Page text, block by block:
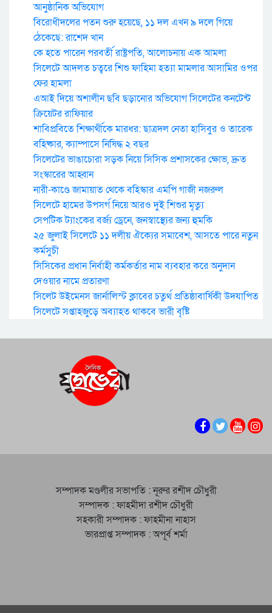
আনুষ্ঠানিক অভিযোগ
বিরোধীদলের পতন শুরু হয়েছে, ১১ দল এখন ৯ দলে গিয়ে
ঠেকেছে: রাশেদ খান
কে হতে পারেন পরবর্তী রাষ্ট্রপতি, আলোচনায় এক আমলা
সিলেটে আদলত চত্বরে শিশু ফাহিমা হত্যা মামলার আসামির ওপর
ফের হামলা
এআই দিয়ে অশালীন ছবি ছড়ানোর অভিযোগ সিলেটের কনটেন্ট
ক্রিয়েটর রাফিয়ার
শাবিপ্রবিতে শিক্ষার্থীকে মারধর: ছাত্রদল নেতা হাসিবুর ও তারেক
বহিষ্কার, ক্যাম্পাসে নিষিদ্ধ ২ বছর
সিলেটের ভাঙাচোরা সড়ক নিয়ে সিসিক প্রশাসকের ক্ষোভ, দ্রুত
সংস্কারের আহ্বান
নারী-কাণ্ডে জামায়াত থেকে বহিস্কার এমপি গাজী নজরুল
সিলেটে হামের উপসর্গ নিয়ে আরও দুই শিশুর মৃত্যু
সেপটিক ট্যাংকের বর্জ্য ড্রেনে, জনস্বাস্থ্যের জন্য হুমকি
২৫ জুলাই সিলেটে ১১ দলীয় ঐক্যের সমাবেশ, আসতে পারে নতুন
কর্মসুচী
সিসিকের প্রধান নির্বাহী কর্মকর্তার নাম ব্যবহার করে অনুদান
দেওয়ার নামে প্রতারণা
সিলেট উইমেনস জার্নালিস্ট ক্লাবের চতুর্থ প্রতিষ্ঠাবার্ষিকী উদযাপিত
সিলেটে সপ্তাহজুড়ে অব্যাহত থাকবে ভারী বৃষ্টি
সম্পাদক মণ্ডলীর সভাপতি : নূরুর রশীদ চৌধুরী
সম্পাদক : ফাহমীদা রশীদ চৌধুরী
সহকারী সম্পাদক : ফাহমীনা নাহাস
ভারপ্রাপ্ত সম্পাদক : অপূর্ব শর্মা